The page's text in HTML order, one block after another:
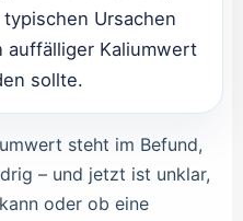
typischen Ursachen
auffälliger Kaliumwert
sollte.
steht im Befund,
– und jetzt ist unklar,
oder ob eine